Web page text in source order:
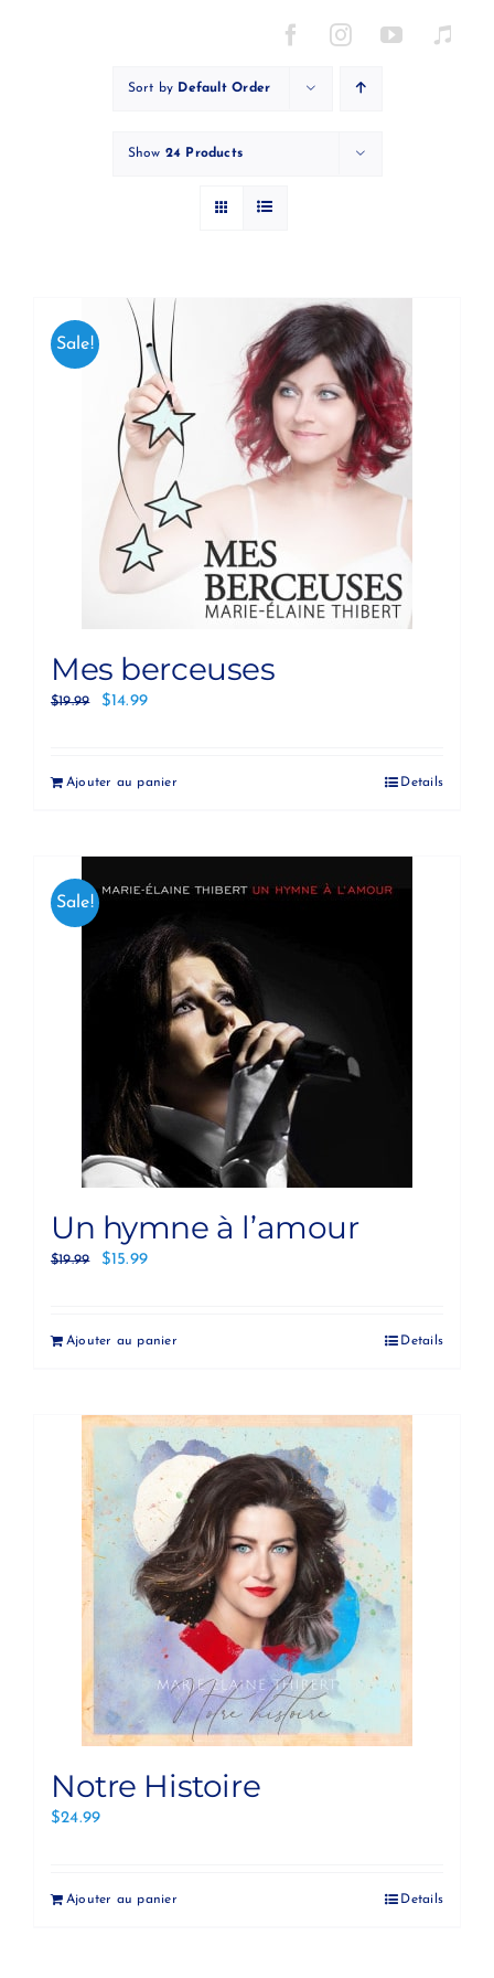
Sort by Default Order
Show 24 Products
Sale!
Mes berceuses
$19.99 $14.99
Ajouter au panier Details
Sale!
Un hymne à l’amour
$19.99 $15.99
Ajouter au panier Details
Notre Histoire
$24.99
Ajouter au panier Details